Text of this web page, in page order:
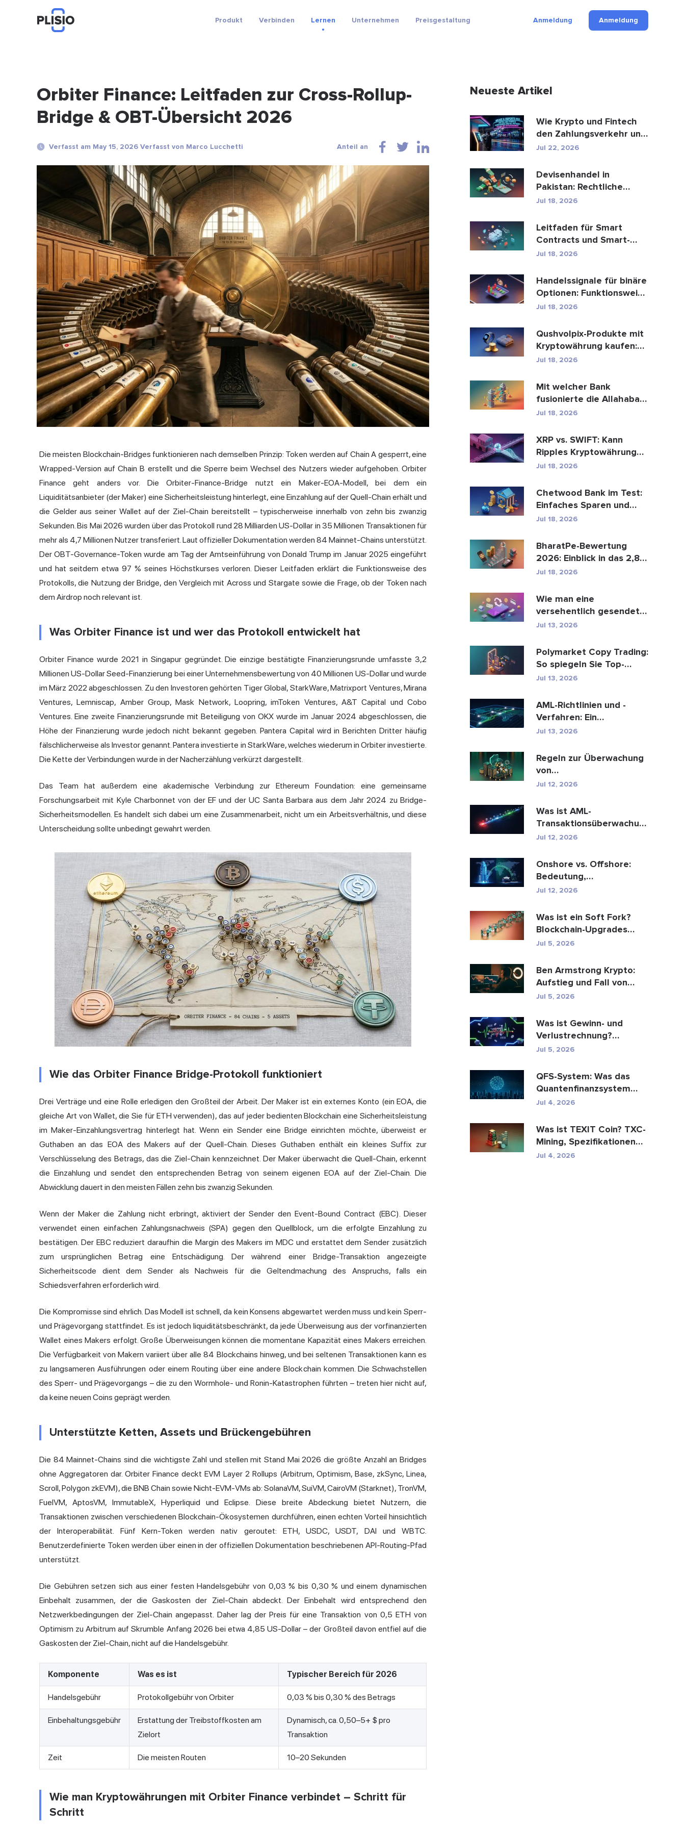
Produkt Verbinden Lernen Unternehmen Preisgestaltung Anmeldung Anmeldung
Orbiter Finance: Leitfaden zur Cross-Rollup-
Bridge & OBT-Übersicht 2026
Verfasst am May 15, 2026 Verfasst von Marco Lucchetti Anteil an
Die meisten Blockchain-Bridges funktionieren nach demselben Prinzip: Token werden auf Chain A gesperrt, eine
Wrapped-Version auf Chain B erstellt und die Sperre beim Wechsel des Nutzers wieder aufgehoben. Orbiter
Finance geht anders vor. Die Orbiter-Finance-Bridge nutzt ein Maker-EOA-Modell, bei dem ein
Liquiditätsanbieter (der Maker) eine Sicherheitsleistung hinterlegt, eine Einzahlung auf der Quell-Chain erhält und
die Gelder aus seiner Wallet auf der Ziel-Chain bereitstellt – typischerweise innerhalb von zehn bis zwanzig
Sekunden. Bis Mai 2026 wurden über das Protokoll rund 28 Milliarden US-Dollar in 35 Millionen Transaktionen für
mehr als 4,7 Millionen Nutzer transferiert. Laut offizieller Dokumentation werden 84 Mainnet-Chains unterstützt.
Der OBT-Governance-Token wurde am Tag der Amtseinführung von Donald Trump im Januar 2025 eingeführt
und hat seitdem etwa 97 % seines Höchstkurses verloren. Dieser Leitfaden erklärt die Funktionsweise des
Protokolls, die Nutzung der Bridge, den Vergleich mit Across und Stargate sowie die Frage, ob der Token nach
dem Airdrop noch relevant ist.
Was Orbiter Finance ist und wer das Protokoll entwickelt hat
Orbiter Finance wurde 2021 in Singapur gegründet. Die einzige bestätigte Finanzierungsrunde umfasste 3,2
Millionen US-Dollar Seed-Finanzierung bei einer Unternehmensbewertung von 40 Millionen US-Dollar und wurde
im März 2022 abgeschlossen. Zu den Investoren gehörten Tiger Global, StarkWare, Matrixport Ventures, Mirana
Ventures, Lemniscap, Amber Group, Mask Network, Loopring, imToken Ventures, A&T Capital und Cobo
Ventures. Eine zweite Finanzierungsrunde mit Beteiligung von OKX wurde im Januar 2024 abgeschlossen, die
Höhe der Finanzierung wurde jedoch nicht bekannt gegeben. Pantera Capital wird in Berichten Dritter häufig
fälschlicherweise als Investor genannt. Pantera investierte in StarkWare, welches wiederum in Orbiter investierte.
Die Kette der Verbindungen wurde in der Nacherzählung verkürzt dargestellt.
Das Team hat außerdem eine akademische Verbindung zur Ethereum Foundation: eine gemeinsame
Forschungsarbeit mit Kyle Charbonnet von der EF und der UC Santa Barbara aus dem Jahr 2024 zu Bridge-
Sicherheitsmodellen. Es handelt sich dabei um eine Zusammenarbeit, nicht um ein Arbeitsverhältnis, und diese
Unterscheidung sollte unbedingt gewahrt werden.
Wie das Orbiter Finance Bridge-Protokoll funktioniert
Drei Verträge und eine Rolle erledigen den Großteil der Arbeit. Der Maker ist ein externes Konto (ein EOA, die
gleiche Art von Wallet, die Sie für ETH verwenden), das auf jeder bedienten Blockchain eine Sicherheitsleistung
im Maker-Einzahlungsvertrag hinterlegt hat. Wenn ein Sender eine Bridge einrichten möchte, überweist er
Guthaben an das EOA des Makers auf der Quell-Chain. Dieses Guthaben enthält ein kleines Suffix zur
Verschlüsselung des Betrags, das die Ziel-Chain kennzeichnet. Der Maker überwacht die Quell-Chain, erkennt
die Einzahlung und sendet den entsprechenden Betrag von seinem eigenen EOA auf der Ziel-Chain. Die
Abwicklung dauert in den meisten Fällen zehn bis zwanzig Sekunden.
Wenn der Maker die Zahlung nicht erbringt, aktiviert der Sender den Event-Bound Contract (EBC). Dieser
verwendet einen einfachen Zahlungsnachweis (SPA) gegen den Quellblock, um die erfolgte Einzahlung zu
bestätigen. Der EBC reduziert daraufhin die Margin des Makers im MDC und erstattet dem Sender zusätzlich
zum ursprünglichen Betrag eine Entschädigung. Der während einer Bridge-Transaktion angezeigte
Sicherheitscode dient dem Sender als Nachweis für die Geltendmachung des Anspruchs, falls ein
Schiedsverfahren erforderlich wird.
Die Kompromisse sind ehrlich. Das Modell ist schnell, da kein Konsens abgewartet werden muss und kein Sperr-
und Prägevorgang stattfindet. Es ist jedoch liquiditätsbeschränkt, da jede Überweisung aus der vorfinanzierten
Wallet eines Makers erfolgt. Große Überweisungen können die momentane Kapazität eines Makers erreichen.
Die Verfügbarkeit von Makern variiert über alle 84 Blockchains hinweg, und bei seltenen Transaktionen kann es
zu langsameren Ausführungen oder einem Routing über eine andere Blockchain kommen. Die Schwachstellen
des Sperr- und Prägevorgangs – die zu den Wormhole- und Ronin-Katastrophen führten – treten hier nicht auf,
da keine neuen Coins geprägt werden.
Unterstützte Ketten, Assets und Brückengebühren
Die 84 Mainnet-Chains sind die wichtigste Zahl und stellen mit Stand Mai 2026 die größte Anzahl an Bridges
ohne Aggregatoren dar. Orbiter Finance deckt EVM Layer 2 Rollups (Arbitrum, Optimism, Base, zkSync, Linea,
Scroll, Polygon zkEVM), die BNB Chain sowie Nicht-EVM-VMs ab: SolanaVM, SuiVM, CairoVM (Starknet), TronVM,
FuelVM, AptosVM, ImmutableX, Hyperliquid und Eclipse. Diese breite Abdeckung bietet Nutzern, die
Transaktionen zwischen verschiedenen Blockchain-Ökosystemen durchführen, einen echten Vorteil hinsichtlich
der Interoperabilität. Fünf Kern-Token werden nativ geroutet: ETH, USDC, USDT, DAI und WBTC.
Benutzerdefinierte Token werden über einen in der offiziellen Dokumentation beschriebenen API-Routing-Pfad
unterstützt.
Die Gebühren setzen sich aus einer festen Handelsgebühr von 0,03 % bis 0,30 % und einem dynamischen
Einbehalt zusammen, der die Gaskosten der Ziel-Chain abdeckt. Der Einbehalt wird entsprechend den
Netzwerkbedingungen der Ziel-Chain angepasst. Daher lag der Preis für eine Transaktion von 0,5 ETH von
Optimism zu Arbitrum auf Skrumble Anfang 2026 bei etwa 4,85 US-Dollar – der Großteil davon entfiel auf die
Gaskosten der Ziel-Chain, nicht auf die Handelsgebühr.
Komponente Was es ist Typischer Bereich für 2026
Handelsgebühr Protokollgebühr von Orbiter 0,03 % bis 0,30 % des Betrags
Einbehaltungsgebühr
Erstattung der Treibstoffkosten am
Zielort
Dynamisch, ca. 0,50–5+ $ pro
Transaktion
Zeit Die meisten Routen 10–20 Sekunden
Wie man Kryptowährungen mit Orbiter Finance verbindet – Schritt für
Schritt
Neueste Artikel
Wie Krypto und Fintech
den Zahlungsverkehr und
die Unterhaltungsbr...
Jul 22, 2026
Devisenhandel in
Pakistan: Rechtliche
Bestimmungen, Broker,
Jul 18, 2026
Leitfaden für Smart
Contracts und Smart-
Contract-
Jul 18, 2026
Handelssignale für binäre
Optionen: Funktionsweise
und Risiken
Jul 18, 2026
Qushvolpix-Produkte mit
Kryptowährung kaufen:
Bitcoin, Zahlungen ...
Jul 18, 2026
Mit welcher Bank
fusionierte die Allahabad
Bank? Die ganze
Jul 18, 2026
XRP vs. SWIFT: Kann
Ripples Kryptowährung
den globalen
Jul 18, 2026
Chetwood Bank im Test:
Einfaches Sparen und
sicheres Banking
Jul 18, 2026
BharatPe-Bewertung
2026: Einblick in das 2,85
Milliarden Dollar sc...
Jul 18, 2026
Wie man eine
versehentlich gesendete
M-Pesa-Transaktion
Jul 13, 2026
Polymarket Copy Trading:
So spiegeln Sie Top-
Wallets sicher
Jul 13, 2026
AML-Richtlinien und -
Verfahren: Ein
vollständiger Leitfaden
Jul 13, 2026
Regeln zur Überwachung
von
Geldwäschetransaktionen:
Jul 12, 2026
Was ist AML-
Transaktionsüberwachung
und wie funktioniert sie?
Jul 12, 2026
Onshore vs. Offshore:
Bedeutung,
Schlüsselunterschiede
Jul 12, 2026
Was ist ein Soft Fork?
Blockchain-Upgrades
erklärt
Jul 5, 2026
Ben Armstrong Krypto:
Aufstieg und Fall von
BitBoy
Jul 5, 2026
Was ist Gewinn- und
Verlustrechnung?
Bedeutung, Formel und
Jul 5, 2026
QFS-System: Was das
Quantenfinanzsystem
wirklich ist (2026)
Jul 4, 2026
Was ist TEXIT Coin? TXC-
Mining, Spezifikationen
und regulatorische...
Jul 4, 2026